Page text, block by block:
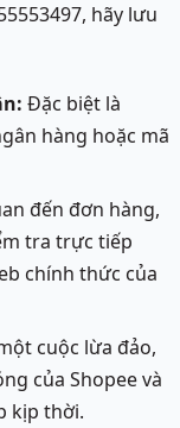
hãy lưu
Đặc biệt là
hàng hoặc mã
đến đơn hàng,
tra trực tiếp
chính thức của
cuộc lừa đảo,
của Shopee và
kịp thời.